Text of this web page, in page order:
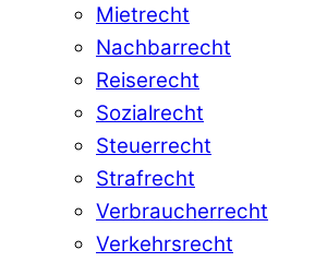
Mietrecht
Nachbarrecht
Reiserecht
Sozialrecht
Steuerrecht
Strafrecht
Verbraucherrecht
Verkehrsrecht